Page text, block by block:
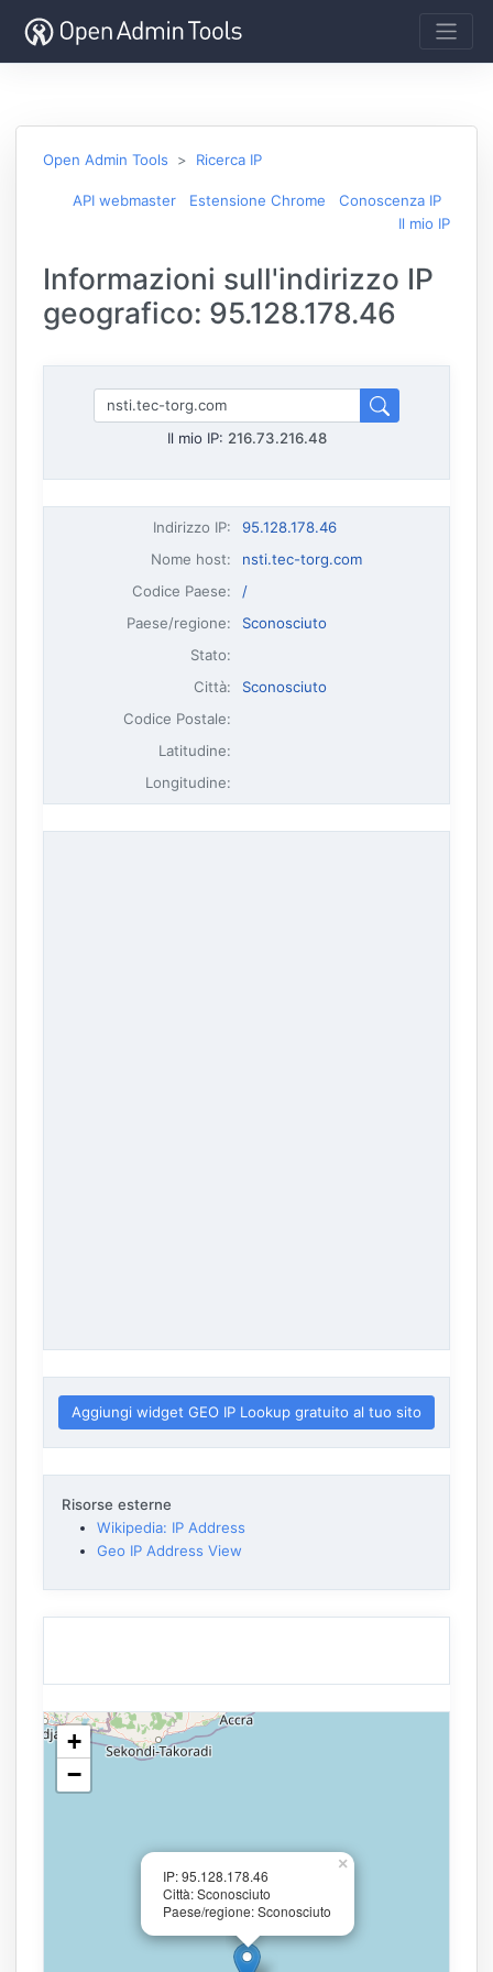
Open Admin Tools Ricerca IP
API webmaster Estensione Chrome
Conoscenza IP
Il mio IP
Informazioni sull'indirizzo IP
geografico: 95.128.178.46
Il mio IP: 216.73.216.48
Indirizzo IP:
95.128.178.46
Nome host:
nsti.tec-torg.com
Codice Paese:
/
Paese/regione:
Sconosciuto
Stato:
Città:
Sconosciuto
Codice Postale:
Latitudine:
Longitudine:
Aggiungi widget GEO IP Lookup gratuito al tuo sito
Risorse esterne
Wikipedia: IP Address
Geo IP Address View
IP: 95.128.178.46
Città: Sconosciuto
Paese/regione: Sconosciuto
×
+
−